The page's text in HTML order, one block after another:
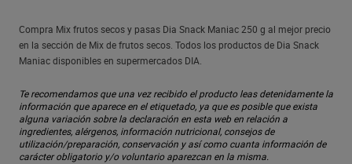
Compra Mix frutos secos y pasas Dia Snack Maniac 250 g al mejor precio
en la sección de Mix de frutos secos. Todos los productos de Dia Snack
Maniac disponibles en supermercados DIA.
Te recomendamos que una vez recibido el producto leas detenidamente la
información que aparece en el etiquetado, ya que es posible que exista
alguna variación sobre la declaración en esta web en relación a
ingredientes, alérgenos, información nutricional, consejos de
utilización/preparación, conservación y así como cuanta información de
carácter obligatorio y/o voluntario aparezcan en la misma.